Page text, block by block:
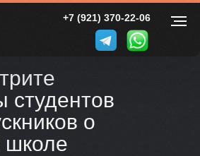
+7 (921) 370-22-06
студентов
о